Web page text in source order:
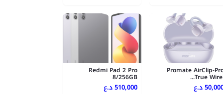
Promate AirClip-
True
د.ع
Redmi Pad 2 Pro
8/256GB
510,000 د.ع